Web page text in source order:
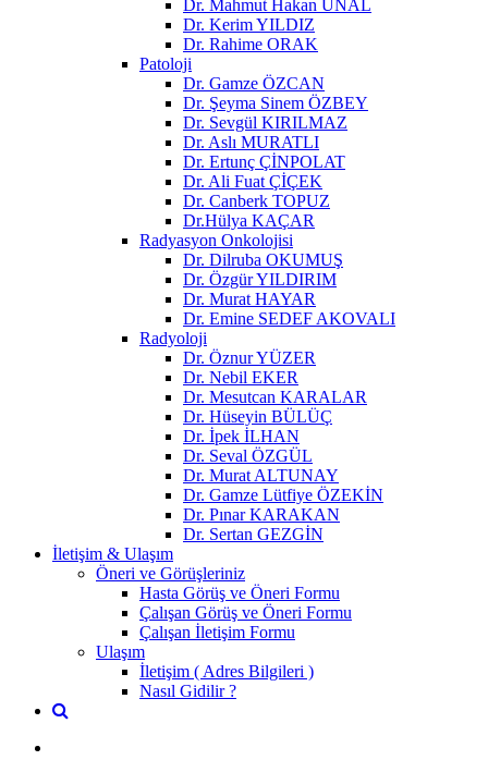
Dr. Mahmut Hakan ÜNAL
Dr. Kerim YILDIZ
Dr. Rahime ORAK
Patoloji
Dr. Gamze ÖZCAN
Dr. Şeyma Sinem ÖZBEY
Dr. Sevgül KIRILMAZ
Dr. Aslı MURATLI
Dr. Ertunç ÇİNPOLAT
Dr. Ali Fuat ÇİÇEK
Dr. Canberk TOPUZ
Dr.Hülya KAÇAR
Radyasyon Onkolojisi
Dr. Dilruba OKUMUŞ
Dr. Özgür YILDIRIM
Dr. Murat HAYAR
Dr. Emine SEDEF AKOVALI
Radyoloji
Dr. Öznur YÜZER
Dr. Nebil EKER
Dr. Mesutcan KARALAR
Dr. Hüseyin BÜLÜÇ
Dr. İpek İLHAN
Dr. Seval ÖZGÜL
Dr. Murat ALTUNAY
Dr. Gamze Lütfiye ÖZEKİN
Dr. Pınar KARAKAN
Dr. Sertan GEZGİN
İletişim & Ulaşım
Öneri ve Görüşleriniz
Hasta Görüş ve Öneri Formu
Çalışan Görüş ve Öneri Formu
Çalışan İletişim Formu
Ulaşım
İletişim ( Adres Bilgileri )
Nasıl Gidilir ?